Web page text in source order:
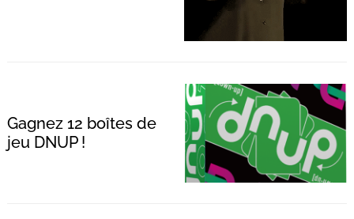
Gagnez 12 boîtes de
jeu DNUP !